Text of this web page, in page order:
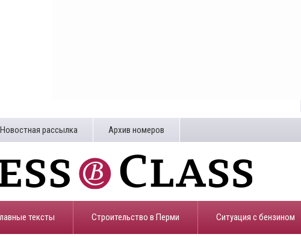
Новостная рассылка Архив номеров
тексты Строительство в Перми ​Ситуация с бензином